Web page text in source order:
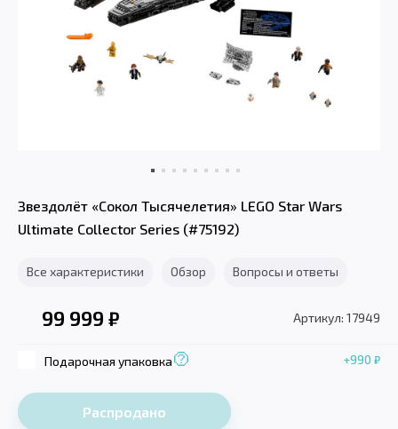
Звездолёт «Сокол Тысячелетия» LEGO Star Wars
Ultimate Collector Series (#75192)
Все характеристики Обзор Вопросы и ответы
99 999 ₽ Артикул: 17949
Подарочная упаковка +990 ₽
Распродано